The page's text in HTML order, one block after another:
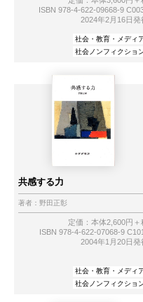
ISBN 978-4-622-09668-9
2024年2月16日発
社会・教育・メディ
社会ノンフィクショ
共感する力
著者： 野田正彰
定価：本体2,600円＋
ISBN 978-4-622-07068-9
2004年1月20日発
社会・教育・メディ
社会ノンフィクショ